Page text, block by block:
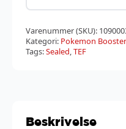
Varenummer (SKU):
Kategori: Pokemon
Tags:Sealed,TEF
Beskrivelse